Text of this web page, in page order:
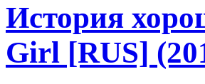
История
Girl [RUS]